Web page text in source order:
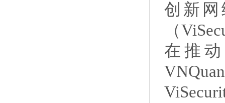
创新网
（
在推